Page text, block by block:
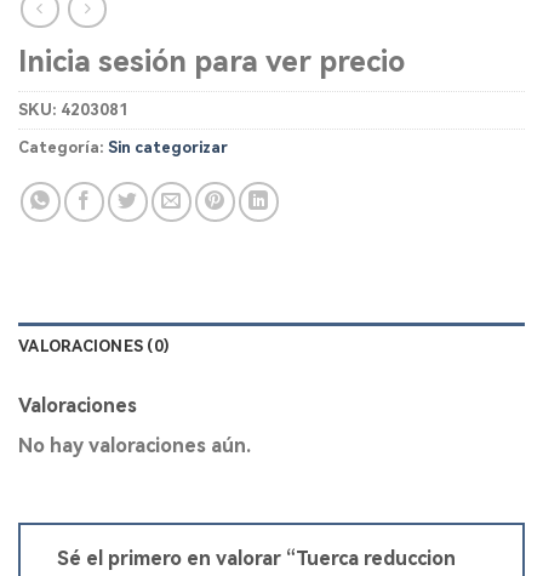
Inicia sesión para ver precio
SKU: 4203081
Categoría: Sin categorizar
VALORACIONES (0)
Valoraciones
No hay valoraciones aún.
Sé el primero en valorar “Tuerca reduccion